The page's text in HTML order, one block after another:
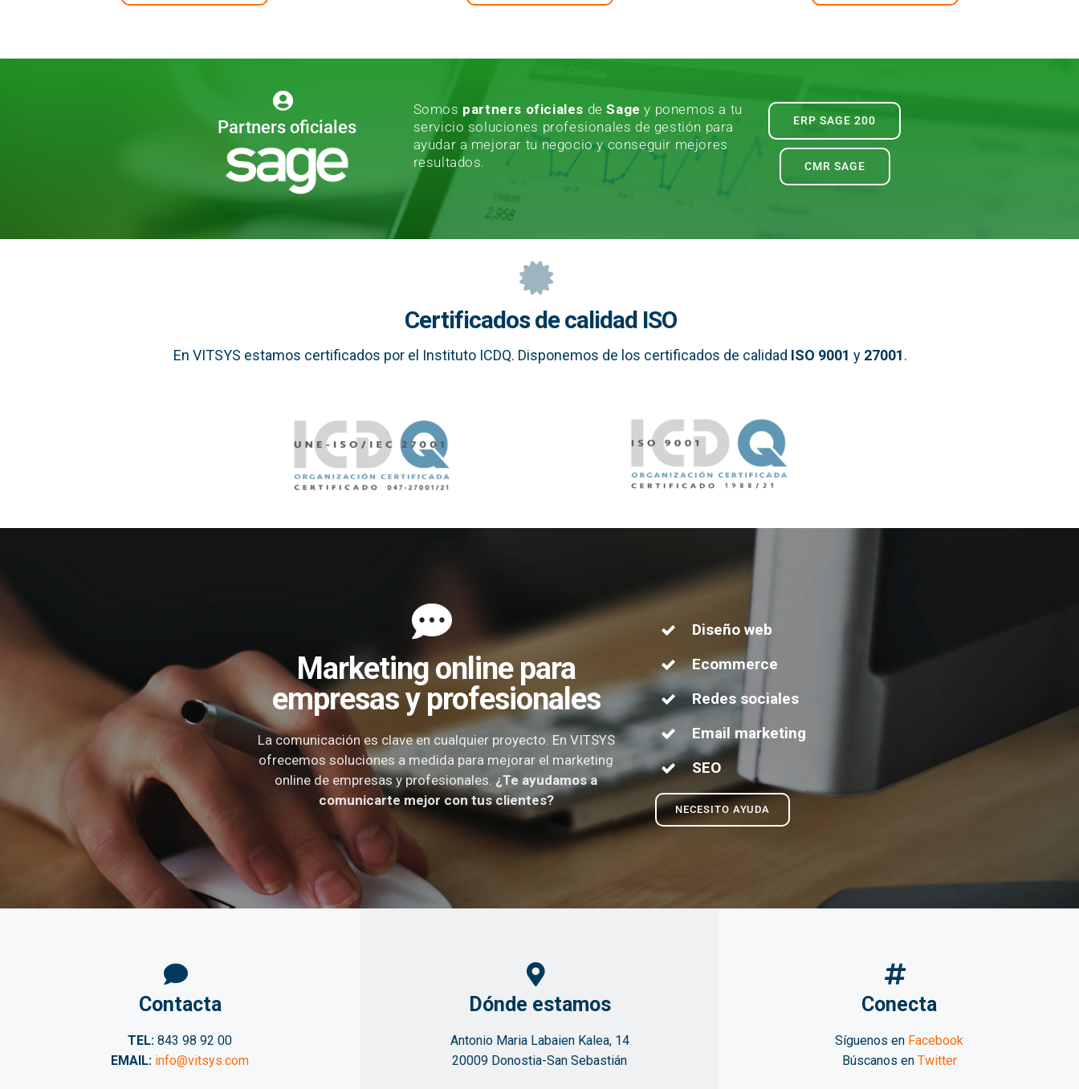
Partners oficiales
Somos partners oficiales deSagey ponemos a tu
servicio soluciones profesionales de gestión para
ayudar a mejorar tu negocio y conseguir mejores
resultados.
ERP SAGE 200
CMR SAGE
Certificados de calidad ISO
En VITSYS estamos certificados por el Instituto ICDQ. Disponemos de los certificados de calidad ISO 9001 y 27001.
Marketing online para
empresas y profesionales
La comunicación es clave en cualquier proyecto. En VITSYS
ofrecemos soluciones a medida para mejorar el marketing
online de empresas y profesionales. ¿Te ayudamos a
comunicarte mejor con tus clientes?
Diseño web
Ecommerce
Redes sociales
Email marketing
SEO
NECESITO AYUDA
Contacta
TEL: 843 98 92 00
EMAIL: info@vitsys.com
Dónde estamos
Antonio Maria Labaien Kalea, 14
20009 Donostia-San Sebastián
Conecta
Síguenos en Facebook
Búscanos en Twitter